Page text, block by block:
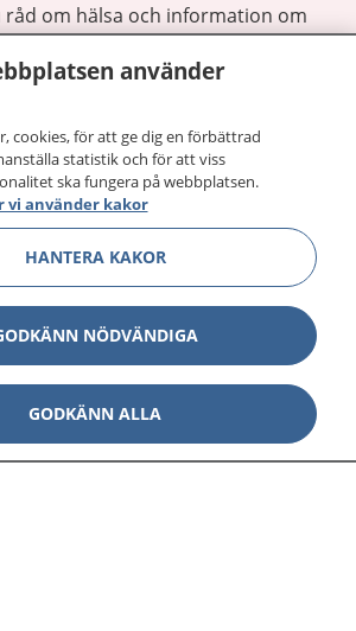
råd om hälsa och information om
mottagningar du kan kontakta.
din journal och göra dina
telefonnummer 1177 för
dygnet runt.
när du vill må bättre.
Visa
Visa
Visa
använder
cookies, för att ge dig en förbättrad
statistik och för att viss
ska fungera på webbplatsen.
vi använder kakor
HANTERA KAKOR
NÖDVÄNDIGA
GODKÄNN ALLA